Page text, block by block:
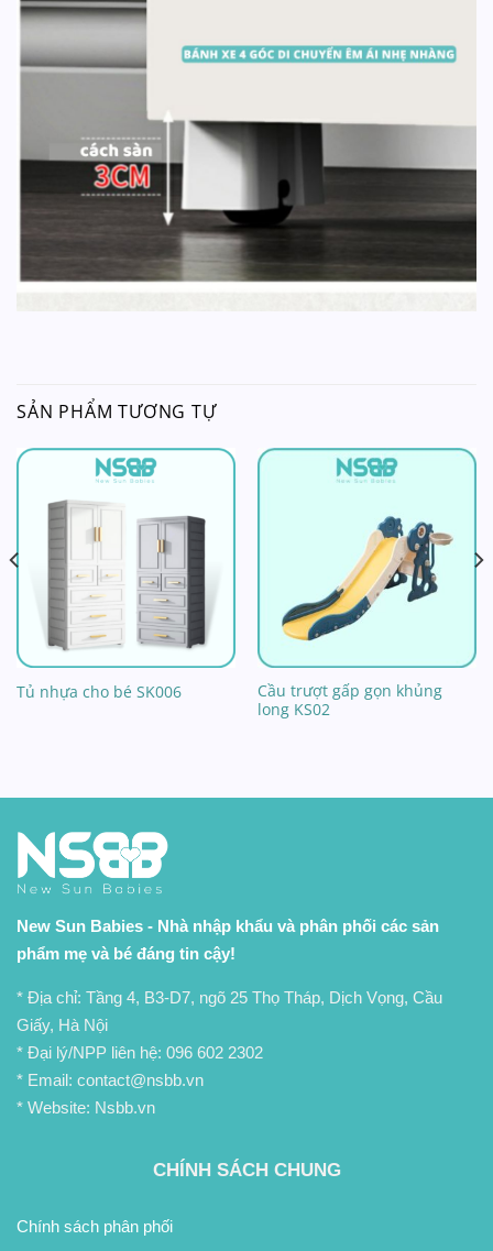
SẢN PHẨM TƯƠNG TỰ
Tủ nhựa cho bé SK006
Cầu trượt gấp gọn khủng
long KS02
New Sun Babies - Nhà nhập khẩu và phân phối các sản
phẩm mẹ và bé đáng tin cậy!
* Địa chỉ: Tầng 4, B3-D7, ngõ 25 Thọ Tháp, Dịch Vọng, Cầu
Giấy, Hà Nội
* Đại lý/NPP liên hệ: 096 602 2302
* Email: contact@nsbb.vn
* Website: Nsbb.vn
CHÍNH SÁCH CHUNG
Chính sách phân phối